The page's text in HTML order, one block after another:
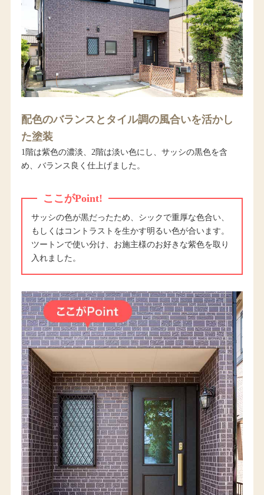
配色のバランスとタイル調の風合いを活かし
た塗装
1階は紫色の濃淡、2階は淡い色にし、サッシの黒色を含
め、バランス良く仕上げました。
ここがPoint!
サッシの色が黒だったため、シックで重厚な色合い、
もしくはコントラストを生かす明るい色が合います。
ツートンで使い分け、お施主様のお好きな紫色を取り
入れました。